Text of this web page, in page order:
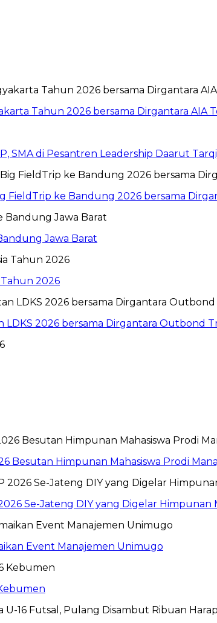
Tahun 2026 bersama Dirgantara AIA
SMA di Pesantren Leadership Daarut
ke Bandung 2026 bersama
Jawa Barat
2026
LDKS 2026 bersama Dirgantara Outbond
Besutan Himpunan Mahasiswa Prodi
Se-Jateng DIY yang Digelar Himpunan
Event Manajemen Unimugo